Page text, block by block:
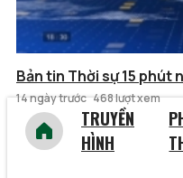
Bản tin Thời sự 15 phút
14 ngày trước 468 lượt xem
TRUYỀN
HÌNH